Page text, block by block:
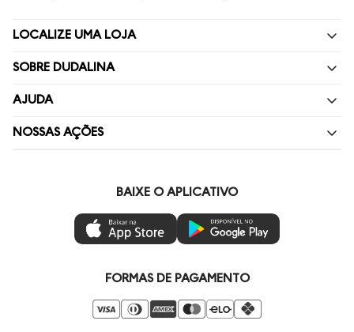
LOCALIZE UMA LOJA
SOBRE DUDALINA
Quem Somos
Nossas Lojas
Ética e Sustentabilidade
AJUDA
Perguntas Frequentes
Troca e Devoluções
Regulamentos
Compre pelo Whatsapp
NOSSAS AÇÕES
Mastercard
Azul Fidelidade
Venda Corporativa
Super Friday
BAIXE O APLICATIVO
FORMAS DE PAGAMENTO